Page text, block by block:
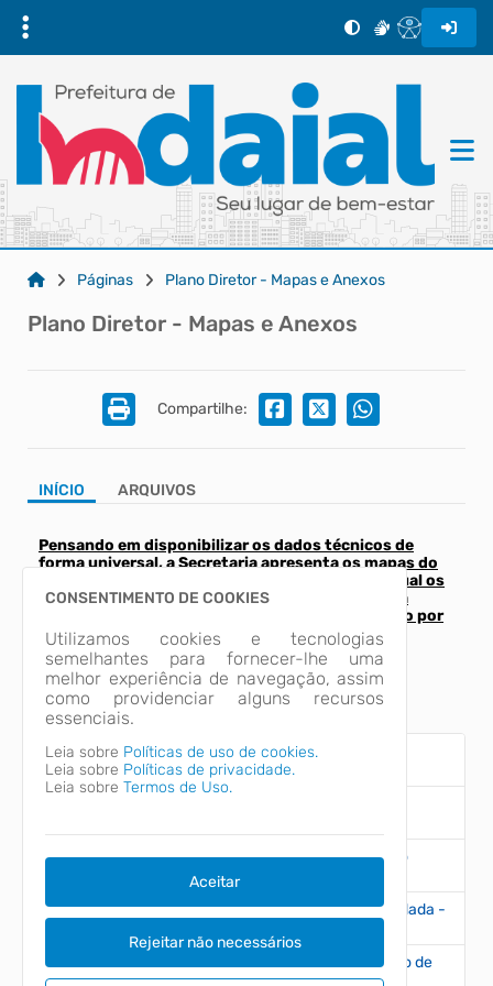
Páginas Plano Diretor - Mapas e Anexos
Plano Diretor - Mapas e Anexos
Compartilhe:
INÍCIO ARQUIVOS
Pensando em disponibilizar os dados técnicos de
forma universal, a Secretaria apresenta os mapas do
novo zoneamento e outros, em extensões, na qual os
arquivos podem ser visualizados através de uma
plataforma grátis e de fácil acesso a todos, como por
exemplo Google Earth e Acrobat Reader.
Links
MAPA APPs EM AUC - LC267/22
LC 267/22 (Art. 90, inciso III (Área de Preservação
Permanente - APP))
LC 267/22 (Art. 90, inciso V (Área Urbana Consolidada -
LC267/22 (Art. 90, inciso VII (Áreas sujeitas a risco de
alagamento))
CONSENTIMENTO DE COOKIES
Utilizamos cookies e tecnologias
semelhantes para fornecer-lhe uma
melhor experiência de navegação, assim
como providenciar alguns recursos
essenciais.
Leia sobre Políticas de uso de cookies.
Leia sobre Políticas de privacidade.
Leia sobre Termos de Uso.
Aceitar
Rejeitar não necessários